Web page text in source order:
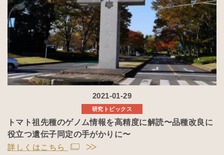
2021-01-29
研究トピックス
トマト祖先種のゲノム情報を高精度に解読〜品種改良に
役立つ遺伝子同定の手がかりに〜
詳しくはこちら